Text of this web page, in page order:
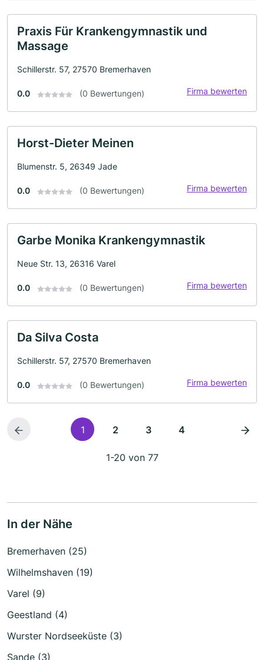
Praxis Für Krankengymnastik und
Massage
Schillerstr. 57, 27570 Bremerhaven
0.0 (0 Bewertungen) Firma bewerten
Horst-Dieter Meinen
Blumenstr. 5, 26349 Jade
0.0 (0 Bewertungen) Firma bewerten
Garbe Monika Krankengymnastik
Neue Str. 13, 26316 Varel
0.0 (0 Bewertungen) Firma bewerten
Da Silva Costa
Schillerstr. 57, 27570 Bremerhaven
0.0 (0 Bewertungen) Firma bewerten
1 2 3 4
1-20 von 77
In der Nähe
Bremerhaven (25)
Wilhelmshaven (19)
Varel (9)
Geestland (4)
Wurster Nordseeküste (3)
Sande (3)